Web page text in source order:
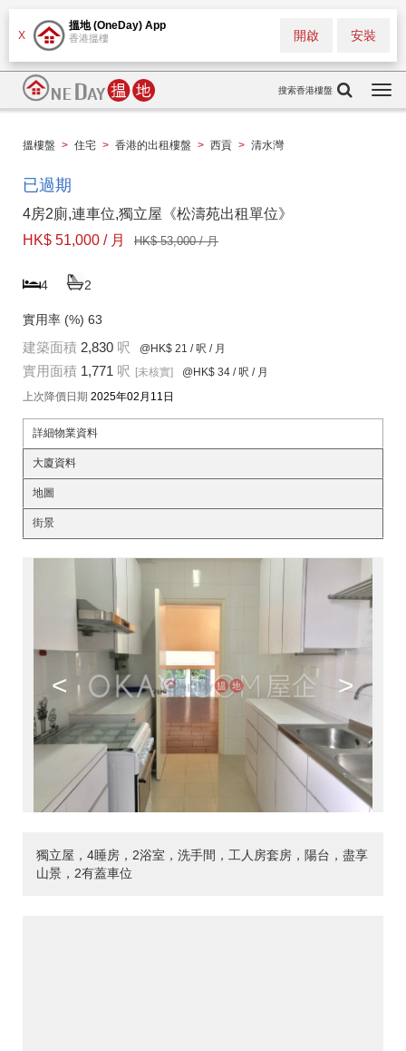
X
搵地 (OneDay) App
香港搵樓 安裝
開啟
搜索香港樓盤
搵樓盤 > 住宅 > 香港的出租樓盤 > 西貢 > 清水灣
已過期
4房2廁,連車位,獨立屋《松濤苑出租單位》
HK$ 51,000 / 月
HK$ 53,000 / 月
4 2
實用率 (%) 63
建築面積 2,830 呎 @HK$ 21 / 呎 / 月
實用面積 1,771 呎 [未核實] @HK$ 34 / 呎 / 月
上次降價日期 2025年02月11日
詳細物業資料
大廈資料
地圖
街景
< >
獨立屋，4睡房，2浴室，洗手間，工人房套房，陽台，盡享
山景，2有蓋車位